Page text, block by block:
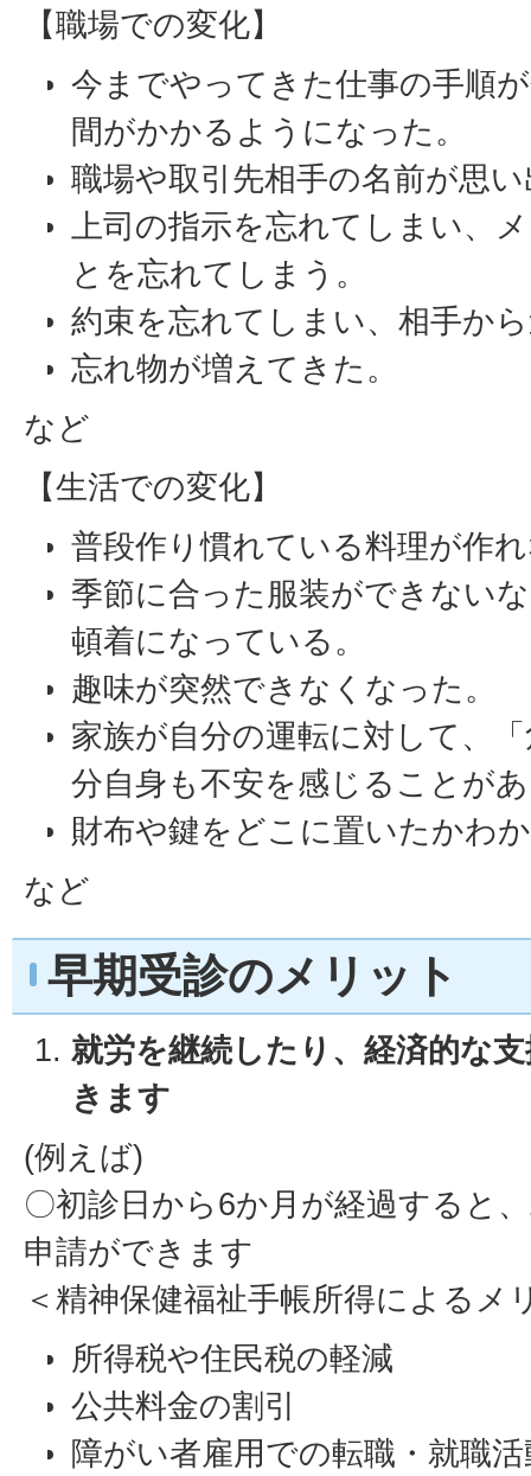
【職場での変化】
今までやってきた仕事の手順
間がかかるようになった。
職場や取引先相手の名前が思
上司の指示を忘れてしまい、
とを忘れてしまう。
約束を忘れてしまい、相手か
忘れ物が増えてきた。
など
【生活での変化】
普段作り慣れている料理が作
季節に合った服装ができない
頓着になっている。
趣味が突然できなくなった。
家族が自分の運転に対して、
分自身も不安を感じることが
財布や鍵をどこに置いたかわ
など
早期受診のメリット
就労を継続したり、経済的な
きます
(例えば)
〇初診日から6か月が経過すると
申請ができます
＜精神保健福祉手帳所得によるメ
所得税や住民税の軽減
公共料金の割引
障がい者雇用での転職・就職活